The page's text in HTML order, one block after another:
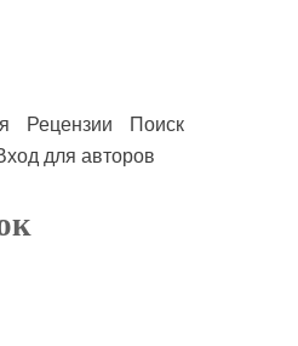
Рецензии
Поиск
для авторов